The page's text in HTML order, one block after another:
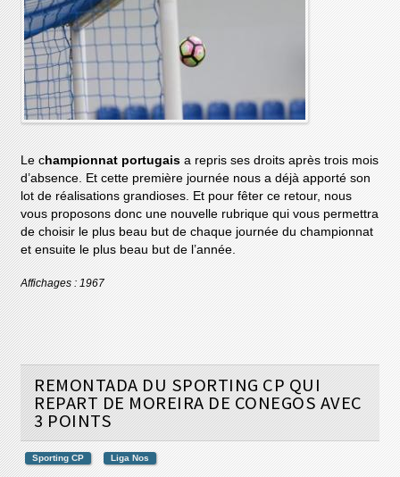
Le championnat portugais a repris ses droits après trois mois
d’absence. Et cette première journée nous a déjà apporté son
lot de réalisations grandioses. Et pour fêter ce retour, nous
vous proposons donc une nouvelle rubrique qui vous permettra
de choisir le plus beau but de chaque journée du championnat
et ensuite le plus beau but de l’année.
Affichages : 1967
REMONTADA DU SPORTING CP QUI
REPART DE MOREIRA DE CONEGOS AVEC
3 POINTS
Sporting CP Liga Nos